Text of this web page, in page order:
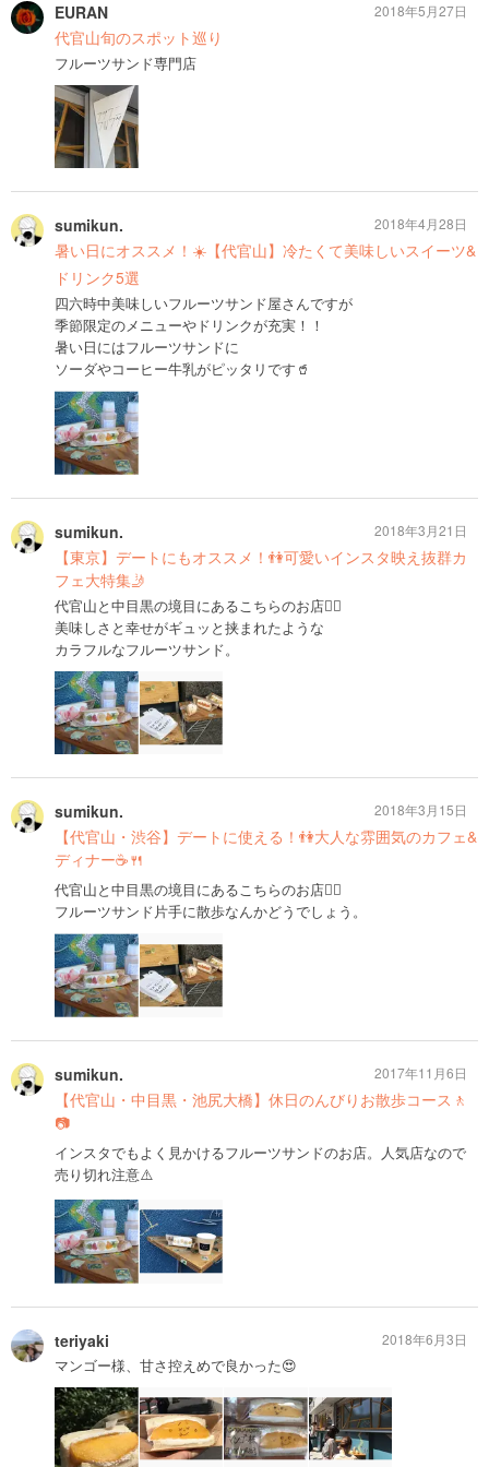
EURAN
代官山旬のスポット巡り
フルーツサンド専門店
2018年5月27日
sumikun.
暑い日にオススメ！☀️【代官山】冷たくて美味しいスイーツ&
ドリンク5選
四六時中美味しいフルーツサンド屋さんですが
季節限定のメニューやドリンクが充実！！
暑い日にはフルーツサンドに
ソーダやコーヒー牛乳がピッタリです🥤
2018年4月28日
sumikun.
【東京】デートにもオススメ！👫可愛いインスタ映え抜群カ
フェ大特集🤳
代官山と中目黒の境目にあるこちらのお店💁‍♂️
美味しさと幸せがギュッと挟まれたような
カラフルなフルーツサンド。
2018年3月21日
sumikun.
【代官山・渋谷】デートに使える！👫大人な雰囲気のカフェ&
ディナー☕️🍴
代官山と中目黒の境目にあるこちらのお店💁‍♂️
フルーツサンド片手に散歩なんかどうでしょう。
2018年3月15日
sumikun.
【代官山・中目黒・池尻大橋】休日のんびりお散歩コース🚶
📷
インスタでもよく見かけるフルーツサンドのお店。人気店なので
売り切れ注意⚠️
2017年11月6日
teriyaki
マンゴー様、甘さ控えめで良かった😍
2018年6月3日